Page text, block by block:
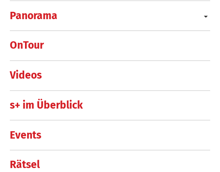
Panorama
OnTour
Videos
s+ im Überblick
Events
Rätsel